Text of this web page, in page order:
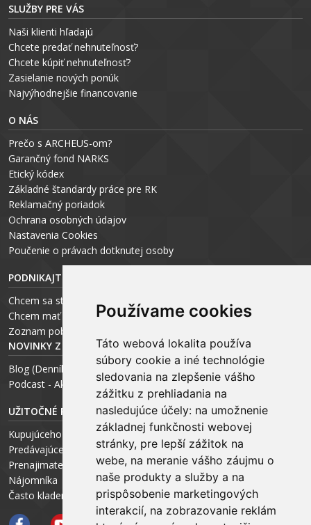
Používame cookies
Táto webová lokalita používa
súbory cookie a iné technológie
sledovania na zlepšenie vášho
zážitku z prehliadania na
nasledujúce účely: na umožnenie
základnej funkčnosti webovej
stránky, pre lepší zážitok na
webe, na meranie vášho záujmu o
naše produkty a služby a na
prispôsobenie marketingových
interakcií, na zobrazovanie reklám
SLUŽBY PRE VÁS
Naši klienti hľadajú
Chcete predať nehnuteľnosť?
Chcete kúpiť nehnuteľnosť?
Zasielanie nových ponúk
Najvýhodnejšie financovanie
O NÁS
Prečo s ARCHEUS-om?
Garančný fond NARKS
Etický kódex
Základné štandardy práce pre RK
Reklamačný poriadok
Ochrana osobných údajov
Nastavenia Cookies
Poučenie o právach dotknutej osoby
PODNIKAJTE S ARCHEUS-OM
Chcem sa stať realitným odborníkom
Chcem mať vlastnú kanceláriu
Zoznam pobočiek
NOVINKY Z MÉDIÍ
Blog (Denník N a Trend) – R. Štalmach
Podcast - Ako začínal ARCHEUS - R. Štalmach / CEO
UŽITOČNÉ RADY PRE
Kupujúceho
Predávajúceho
Prenajimateľa
Nájomníka
Často kladené otázky FAQ